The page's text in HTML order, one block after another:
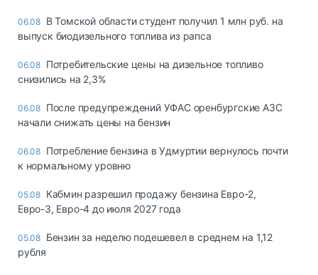
06.08 В Томской области студент получил 1 млн руб. на
выпуск биодизельного топлива из рапса
06.08 Потребительские цены на дизельное топливо
снизились на 2,3%
06.08 После предупреждений УФАС оренбургские АЗС
начали снижать цены на бензин
06.08 Потребление бензина в Удмуртии вернулось почти
к нормальному уровню
05.08 Кабмин разрешил продажу бензина Евро-2,
Евро-3, Евро-4 до июля 2027 года
05.08 Бензин за неделю подешевел в среднем на 1,12
рубля